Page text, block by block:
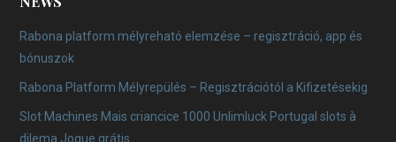
Rabona platform mélyreható elemzése – regisztráció, app és
bónuszok
Rabona Platform Mélyrepülés – Regisztrációtól a Kifizetésekig
Slot Machines Mais criancice 1000 Unlimluck Portugal slots à
dilema Jogue grátis